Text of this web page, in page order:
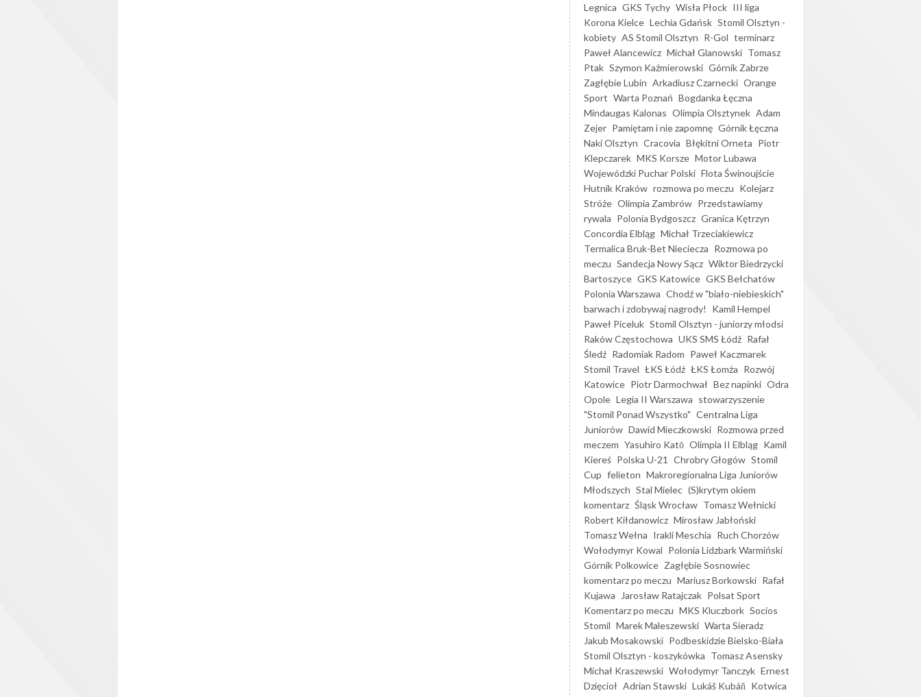
Legnica GKS Tychy Wisła Płock III liga
Korona Kielce Lechia Gdańsk Stomil Olsztyn -
kobiety AS Stomil Olsztyn R-Gol terminarz
Paweł Alancewicz Michał Glanowski Tomasz
Ptak Szymon Kaźmierowski Górnik Zabrze
Zagłębie Lubin Arkadiusz Czarnecki Orange
Sport Warta Poznań Bogdanka Łęczna
Mindaugas Kalonas Olimpia Olsztynek Adam
Zejer Pamiętam i nie zapomnę Górnik Łęczna
Naki Olsztyn Cracovia Błękitni Orneta Piotr
Klepczarek MKS Korsze Motor Lubawa
Wojewódzki Puchar Polski Flota Świnoujście
Hutnik Kraków rozmowa po meczu Kolejarz
Stróże Olimpia Zambrów Przedstawiamy
rywala Polonia Bydgoszcz Granica Kętrzyn
Concordia Elbląg Michał Trzeciakiewicz
Termalica Bruk-Bet Nieciecza Rozmowa po
meczu Sandecja Nowy Sącz Wiktor Biedrzycki
Bartoszyce GKS Katowice GKS Bełchatów
Polonia Warszawa Chodź w "biało-niebieskich"
barwach i zdobywaj nagrody!
Kamil Hempel
Paweł Piceluk Stomil Olsztyn - juniorzy młodsi
Raków Częstochowa UKS SMS Łódź Rafał
Śledź Radomiak Radom Paweł Kaczmarek
Stomil Travel ŁKS Łódź ŁKS Łomża Rozwój
Katowice Piotr Darmochwał Bez napinki Odra
Opole Legia II Warszawa stowarzyszenie
"Stomil Ponad Wszystko" Centralna Liga
Juniorów Dawid Mieczkowski Rozmowa przed
meczem Yasuhiro Katō Olimpia II Elbląg Kamil
Kiereś Polska U-21 Chrobry Głogów Stomil
Cup felieton Makroregionalna Liga Juniorów
Młodszych Stal Mielec (S)krytym okiem
komentarz Śląsk Wrocław Tomasz Wełnicki
Robert Kiłdanowicz Mirosław Jabłoński
Tomasz Wełna Irakli Meschia Ruch Chorzów
Wołodymyr Kowal Polonia Lidzbark Warmiński
Górnik Polkowice Zagłębie Sosnowiec
komentarz po meczu Mariusz Borkowski Rafał
Kujawa
Jarosław Ratajczak Polsat Sport
Komentarz po meczu MKS Kluczbork Socios
Stomil Marek Maleszewski Warta Sieradz
Jakub Mosakowski Podbeskidzie Bielsko-Biała
Stomil Olsztyn - koszykówka Tomasz Asensky
Michał Kraszewski Wołodymyr Tanczyk Ernest
Dzięcioł Adrian Stawski Lukáš Kubáň Kotwica